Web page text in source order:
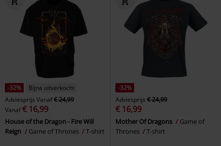
-32%
Bijna uitverkocht
Adviesprijs Vanaf€ 24,99
Vanaf€ 16,99
House of the Dragon - Fire Will
Reign
Game of Thrones T-shirt
-32%
Adviesprijs € 24,99
€ 16,99
Mother Of Dragons
Game of
Thrones
T-shirt